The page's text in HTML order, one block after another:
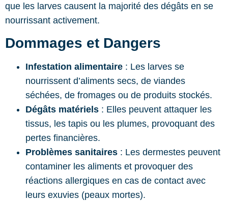
que les larves causent la majorité des dégâts en se
nourrissant activement.
Dommages et Dangers
Infestation alimentaire : Les larves se
nourrissent d’aliments secs, de viandes
séchées, de fromages ou de produits stockés.
Dégâts matériels : Elles peuvent attaquer les
tissus, les tapis ou les plumes, provoquant des
pertes financières.
Problèmes sanitaires : Les dermestes peuvent
contaminer les aliments et provoquer des
réactions allergiques en cas de contact avec
leurs exuvies (peaux mortes).